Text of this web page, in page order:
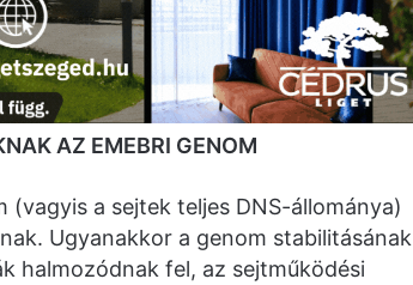
AZ EMEBRI GENOM
a sejtek teljes DNS-állománya)
Ugyanakkor a genom stabilitásának
halmozódnak fel, az sejtműködési